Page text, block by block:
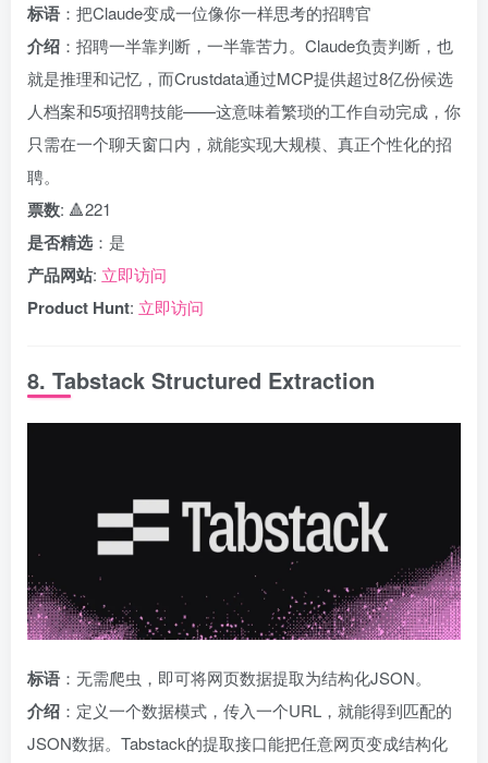
标语 ：把Claude变成一位像你一样思考的招聘官
介绍 ：招聘一半靠判断，一半靠苦力。Claude负责判断，也
就是推理和记忆，而Crustdata通过MCP提供超过8亿份候选
人档案和5项招聘技能——这意味着繁琐的工作自动完成，你
只需在一个聊天窗口内，就能实现大规模、真正个性化的招
聘。
票数: 🔺221
是否精选 ：是
产品网站: 立即访问
Product Hunt: 立即访问
8. Tabstack Structured Extraction
标语 ：无需爬虫，即可将网页数据提取为结构化JSON。
介绍 ：定义一个数据模式，传入一个URL，就能得到匹配的
JSON数据。Tabstack的提取接口能把任意网页变成结构化